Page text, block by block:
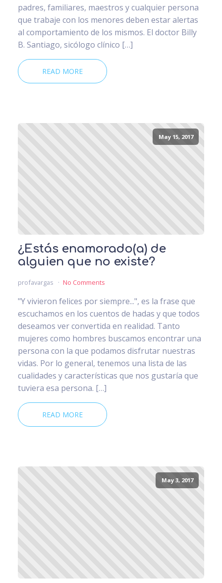
padres, familiares, maestros y cualquier persona
que trabaje con los menores deben estar alertas
al comportamiento de los mismos. El doctor Billy
B. Santiago, sicólogo clínico […]
READ MORE
May 15, 2017
¿Estás enamorado(a) de
alguien que no existe?
profavargas No Comments
"Y vivieron felices por siempre...", es la frase que
escuchamos en los cuentos de hadas y que todos
deseamos ver convertida en realidad. Tanto
mujeres como hombres buscamos encontrar una
persona con la que podamos disfrutar nuestras
vidas. Por lo general, tenemos una lista de las
cualidades y características que nos gustaría que
tuviera esa persona. […]
READ MORE
May 3, 2017